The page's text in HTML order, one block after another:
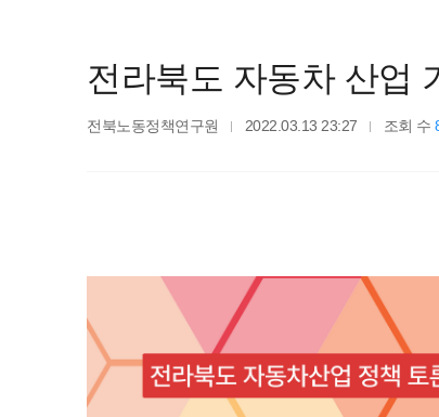
전라북도 자동차 산업
전북노동정책연구원 2022.03.13 23:27 조회 수